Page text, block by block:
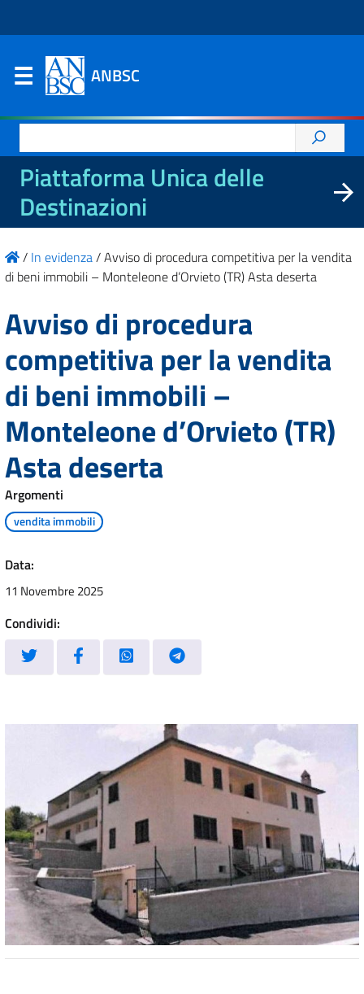
ANBSC
per:
Piattaforma Unica delle
Destinazioni
/ In evidenza/Avviso di procedura competitiva per la vendita
di beni immobili – Monteleone d’Orvieto (TR) Asta deserta
Avviso di procedura
competitiva per la vendita
di beni immobili –
Monteleone d’Orvieto (TR)
Asta deserta
Argomenti
vendita immobili
Data:
11 Novembre 2025
Condividi: